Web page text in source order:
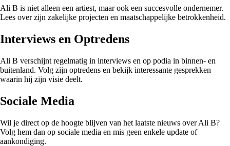
Ali B is niet alleen een artiest, maar ook een succesvolle ondernemer.
Lees over zijn zakelijke projecten en maatschappelijke betrokkenheid.
Interviews en Optredens
Ali B verschijnt regelmatig in interviews en op podia in binnen- en
buitenland. Volg zijn optredens en bekijk interessante gesprekken
waarin hij zijn visie deelt.
Sociale Media
Wil je direct op de hoogte blijven van het laatste nieuws over Ali B?
Volg hem dan op sociale media en mis geen enkele update of
aankondiging.